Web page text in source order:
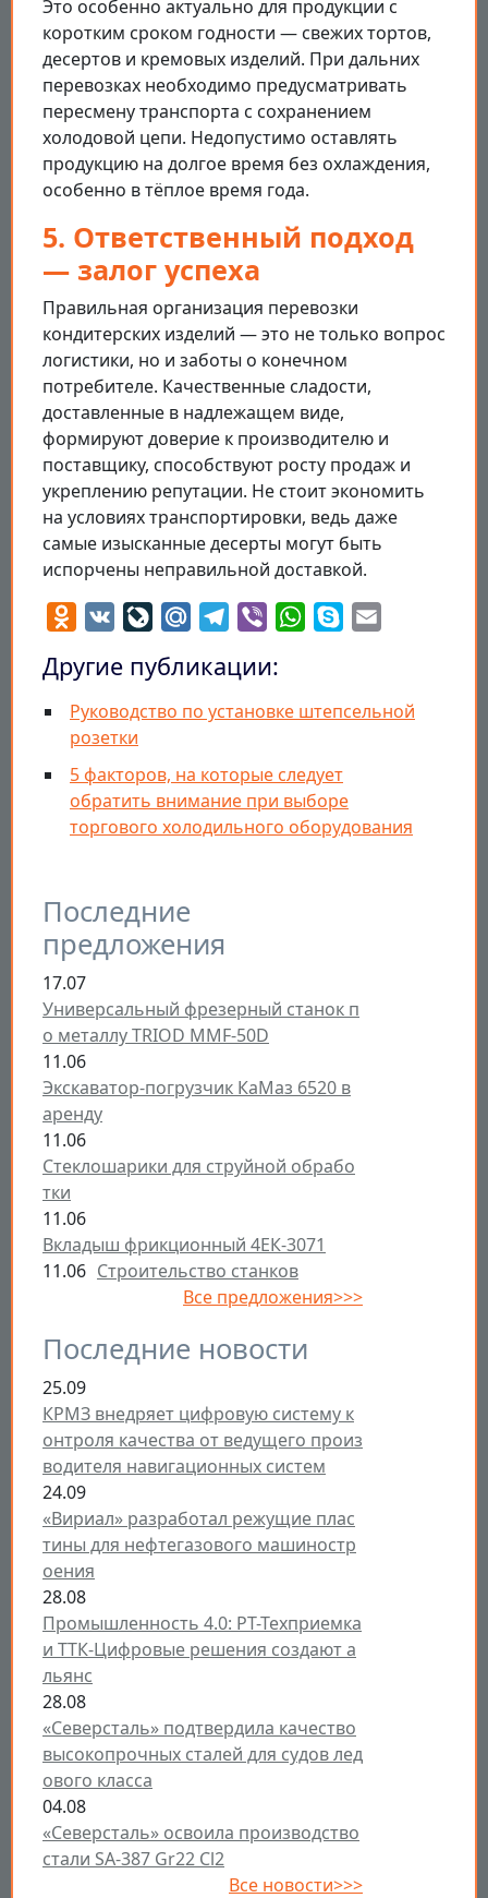
Последние
предложения
17.07
Универсальный фрезерный станок п
о металлу TRIOD MMF-50D
11.06
Экскаватор-погрузчик КаМаз 6520 в
аренду
11.06
Стеклошарики для струйной обрабо
тки
11.06
Вкладыш фрикционный 4ЕК-3071
11.06 Строительство станков
Все предложения>>>
Последние новости
25.09
КРМЗ внедряет цифровую систему к
онтроля качества от ведущего произ
водителя навигационных систем
24.09
«Вириал» разработал режущие плас
тины для нефтегазового машиностр
оения
28.08
Промышленность 4.0: РТ-Техприемка
и ТТК-Цифровые решения создают а
льянс
28.08
«Северсталь» подтвердила качество
высокопрочных сталей для судов лед
ового класса
04.08
«Северсталь» освоила производство
стали SA-387 Gr22 Cl2
Все новости>>>
Это особенно актуально для продукции с
коротким сроком годности — свежих тортов,
десертов и кремовых изделий. При дальних
перевозках необходимо предусматривать
пересмену транспорта с сохранением
холодовой цепи. Недопустимо оставлять
продукцию на долгое время без охлаждения,
особенно в тёплое время года.
5. Ответственный подход
— залог успеха
Правильная организация перевозки
кондитерских изделий — это не только вопрос
логистики, но и заботы о конечном
потребителе. Качественные сладости,
доставленные в надлежащем виде,
формируют доверие к производителю и
поставщику, способствуют росту продаж и
укреплению репутации. Не стоит экономить
на условиях транспортировки, ведь даже
самые изысканные десерты могут быть
испорчены неправильной доставкой.
Odnoklassniki
VK LiveJournal
Mail.RuTelegram
Viber WhatsApp
Skype
Другие публикации:
Руководство по установке штепсельной
розетки
5 факторов, на которые следует
обратить внимание при выборе
торгового холодильного оборудования